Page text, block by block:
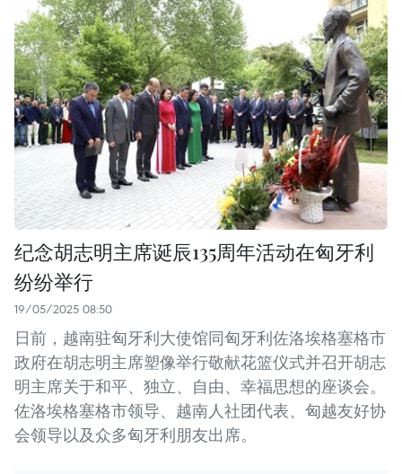
纪念胡志明主席诞辰135周年活动在匈牙利
纷纷举行
19/05/2025 08:50
日前，越南驻匈牙利大使馆同匈牙利佐洛埃格塞格市
政府在胡志明主席塑像举行敬献花篮仪式并召开胡志
明主席关于和平、独立、自由、幸福思想的座谈会。
佐洛埃格塞格市领导、越南人社团代表、匈越友好协
会领导以及众多匈牙利朋友出席。